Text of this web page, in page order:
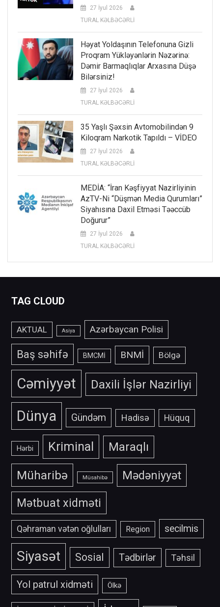
27 İyul 2026
TURAL KƏLBƏCƏRLİ
Həyat Yoldaşının Telefonuna Gizli
Proqram Yükləyənlərin Nəzərinə:
Dəmir Barmaqlıqlar Arxasına Düşə
Bilərsiniz!
27 İyul 2026
TURAL KƏLBƏCƏRLİ
35 Yaşlı Şəxsin Avtomobilindən 9
Kiloqram Narkotik Tapıldı – VİDEO
27 İyul 2026
TURAL KƏLBƏCƏRLİ
MEDİA: “İran Kəşfiyyat Nazirliyinin
AzTV-Ni “düşmən Media Qurumları”
Siyahısına Daxil Etməsi Təəccüb
Doğurur”
27 İyul 2026
TURAL KƏLBƏCƏRLİ
TAG CLOUD
AKTUAL Asiya Azərbaycan Polisi
Baş səhifə BMCMİ BNMİ Bölgə
Cəmiyyət Daxili İşlər Nazirliyi
Dünya Gündəm Hadisə Hüquq
Hərbi Kriminal Maraqlı
Müharibə Müsahibə
Mədəniyyət
Mətbuat xidməti
Qəhraman vətən oğlulları Region secilmis
Siyasət Sosial Tədbirlər Təhsil
Yol patrul xidməti Ölkə